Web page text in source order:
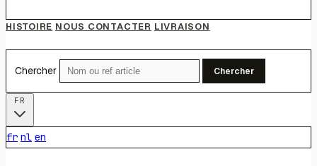
HISTOIRE NOUS CONTACTER LIVRAISON
Chercher Chercher
fr nl en